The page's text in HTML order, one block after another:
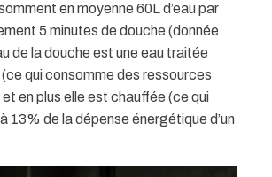
en moyenne 60L d’eau par
5 minutes de douche (donnée
de la douche est une eau traitée
qui consomme des ressources
en plus elle est chauffée (ce qui
13% de la dépense énergétique d’un